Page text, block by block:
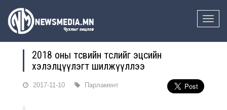
Toggle
2018 оны төсвийн төслийг эцсийн
хэлэлцүүлэгт шилжүүллээ
2017-11-10 Парламент